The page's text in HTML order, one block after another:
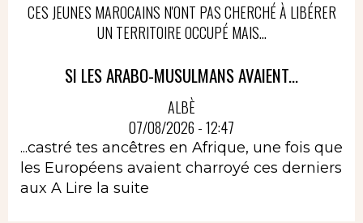
CES JEUNES MAROCAINS N'ONT PAS CHERCHÉ À LIBÉRER
UN TERRITOIRE OCCUPÉ MAIS...
SI LES ARABO-MUSULMANS AVAIENT...
ALBÈ
07/08/2026 - 12:47
...castré tes ancêtres en Afrique, une fois que
les Européens avaient charroyé ces derniers
aux A Lire la suite